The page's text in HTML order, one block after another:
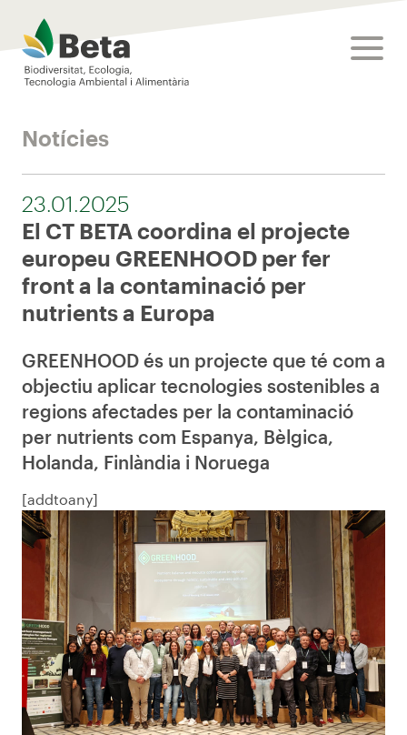
Beta Tech Center
Notícies
23.01.2025
El CT BETA coordina el projecte
europeu GREENHOOD per fer
front a la contaminació per
nutrients a Europa
GREENHOOD és un projecte que té com a
objectiu aplicar tecnologies sostenibles a
regions afectades per la contaminació
per nutrients com Espanya, Bèlgica,
Holanda, Finlàndia i Noruega
[addtoany]